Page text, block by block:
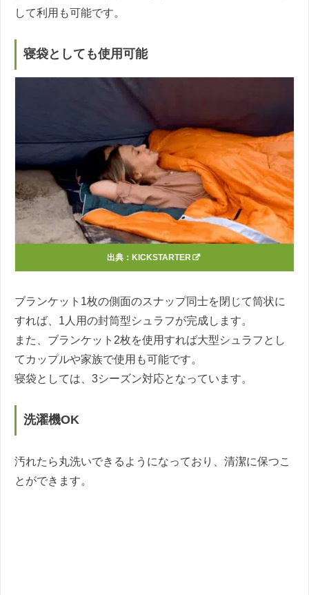
して利用も可能です。
寝袋としても使用可能
出典： KICKSTARTER
ブランケット1枚の側面のスナップ同士を閉じて筒状に
すれば、1人用の封筒型シュラフが完成します。
また、ブランケット2枚を使用すれば大型シュラフとし
てカップルや家族で使用も可能です。
寝袋としては、3シーズン対応となっています。
洗濯機OK
汚れたら丸洗いできるようになっており、清潔に保つこ
とができます。